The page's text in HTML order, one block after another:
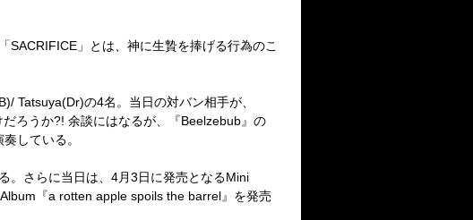
SACRIFICE 」とは、神に生贄を捧げる行為のこ
Tatsuya(Dr)の4名。当日の対バン相手が、
だろうか?! 余談にはなるが、『Beelzebub』の
している。
。さらに当日は、 4月3日に発売となるMini
『a rotten apple spoils the barrel』を発売